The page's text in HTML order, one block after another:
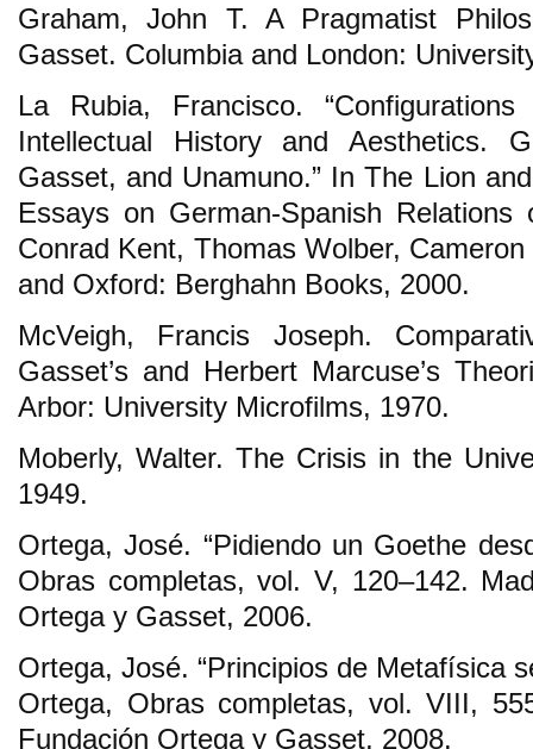
Graham, John T. A Pragmatist
Gasset. Columbia and London:
La Rubia, Francisco.
Intellectual History and Aesthetics.
Gasset, and Unamuno.” In The Lion
Essays on German-Spanish
Conrad Kent, Thomas Wolber,
and Oxford: Berghahn Books, 2000.
McVeigh, Francis Joseph.
Gasset’s and Herbert Marcuse’s
Arbor: University Microfilms, 1970.
Moberly, Walter. The Crisis in the
1949.
Ortega, José. “Pidiendo un Goethe
Obras completas, vol. V, 120–142.
Ortega y Gasset, 2006.
Ortega, José. “Principios de Metafísica
Ortega, Obras completas, vol. VIII,
Fundación Ortega y Gasset, 2008.